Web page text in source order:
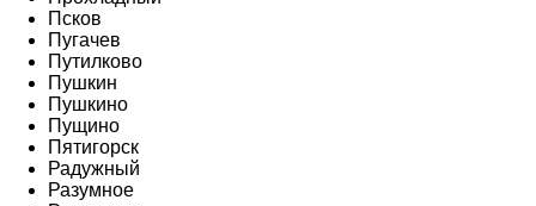
Псков
Пугачев
Путилково
Пушкин
Пушкино
Пущино
Пятигорск
Радужный
Разумное